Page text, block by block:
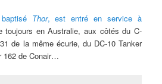
Thor, est entré en service à
toujours en Australie, aux côtés du C-
de la même écurie, du DC-10 Tanker
162 de Conair…